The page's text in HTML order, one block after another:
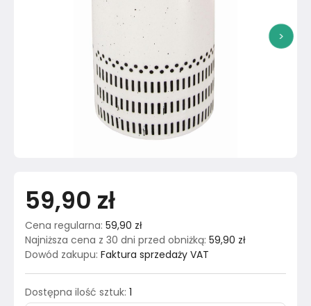
>
59,90 zł
Cena regularna: 59,90 zł
Najniższa cena z 30 dni przed obniżką: 59,90 zł
Dowód zakupu: Faktura sprzedaży VAT
Dostępna ilość sztuk: 1